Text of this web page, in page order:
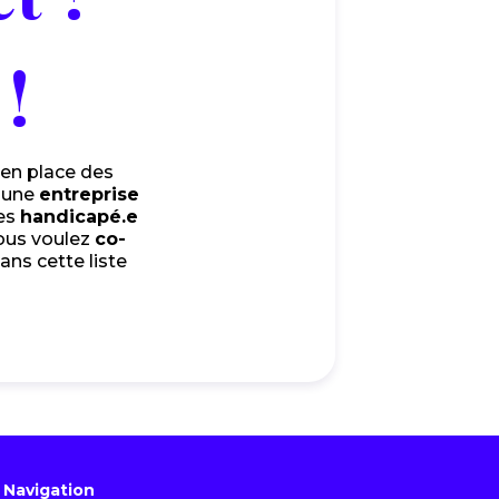
place des
entreprise
handicapé.e
voulez co-
cette liste
Navigation